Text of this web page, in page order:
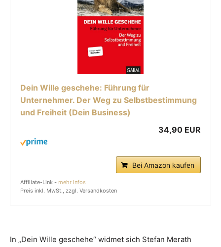
Dein Wille geschehe: Führung für
Unternehmer. Der Weg zu Selbstbestimmung
und Freiheit (Dein Business)
34,90 EUR
Bei Amazon kaufen
Affiliate-Link - mehr Infos
Preis inkl. MwSt., zzgl. Versandkosten
In „Dein Wille geschehe“ widmet sich Stefan Merath